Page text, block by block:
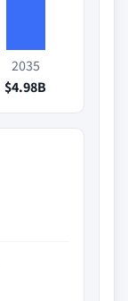
2035
$4.98B